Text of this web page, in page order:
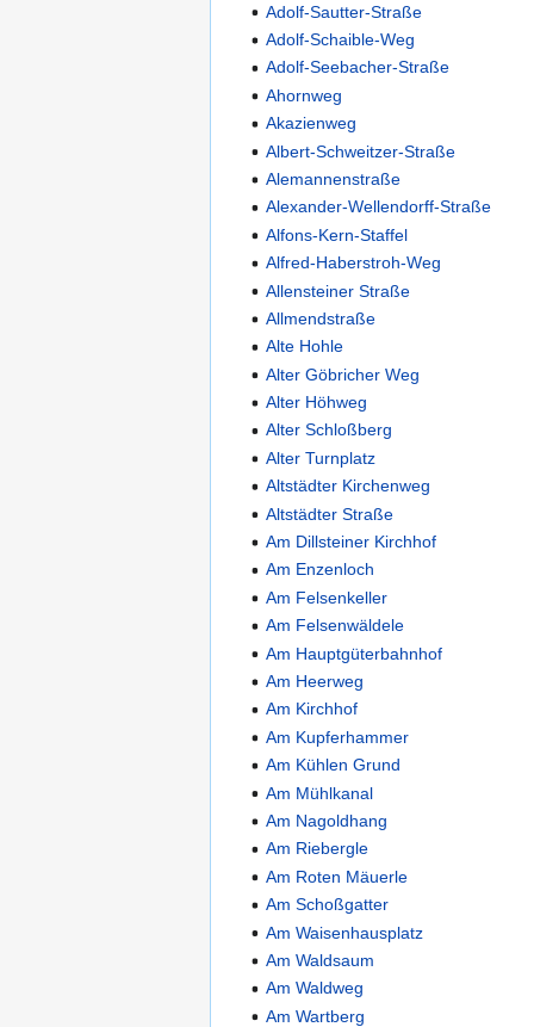
Adolf-Sautter-Straße
Adolf-Schaible-Weg
Adolf-Seebacher-Straße
Ahornweg
Akazienweg
Albert-Schweitzer-Straße
Alemannenstraße
Alexander-Wellendorff-Straße
Alfons-Kern-Staffel
Alfred-Haberstroh-Weg
Allensteiner Straße
Allmendstraße
Alte Hohle
Alter Göbricher Weg
Alter Höhweg
Alter Schloßberg
Alter Turnplatz
Altstädter Kirchenweg
Altstädter Straße
Am Dillsteiner Kirchhof
Am Enzenloch
Am Felsenkeller
Am Felsenwäldele
Am Hauptgüterbahnhof
Am Heerweg
Am Kirchhof
Am Kupferhammer
Am Kühlen Grund
Am Mühlkanal
Am Nagoldhang
Am Riebergle
Am Roten Mäuerle
Am Schoßgatter
Am Waisenhausplatz
Am Waldsaum
Am Waldweg
Am Wartberg